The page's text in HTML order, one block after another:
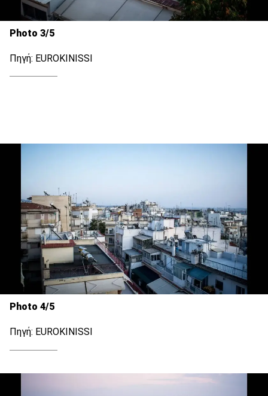
Photo 3/5
Πηγή: EUROKINISSI
Photo 4/5
Πηγή: EUROKINISSI